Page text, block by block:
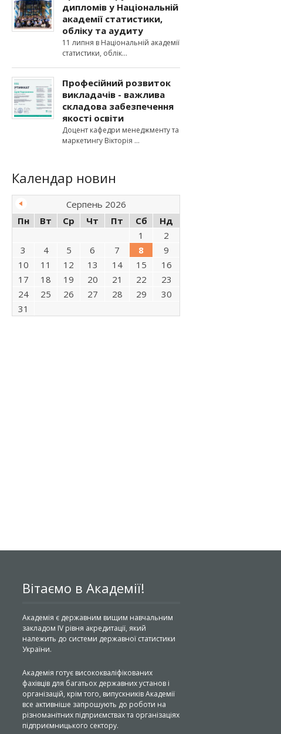
дипломів у Національній
академії статистики,
обліку та аудиту
11 липня в Національній академії
статистики, облік
Професійний розвиток
викладачів - важлива
складова забезпечення
якості освіти
Доцент кафедри менеджменту та
маркетингу Вікторія
Календар новин
Серпень 2026
Пн
Вт Ср Чт Пт Сб
Нд
1
2
3
4 5 6 7 8
9
10
11 12 13 14 15
16
17
18 19 20 21 22
23
24
25 26 27 28 29
30
31
Вітаємо в Академії!
Академія є державним вищим навчальним
закладом IV рівня акредитації, який
належить до системи державної статистики
України.
Академія готує висококваліфікованих
фахівців для багатьох державних установ і
організацій, крім того, випускників Академії
все активніше запрошують до роботи на
різноманітних підприємствах та організаціях
підприємницького сектору.